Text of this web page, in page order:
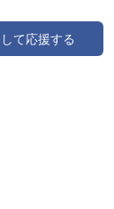
て応援する